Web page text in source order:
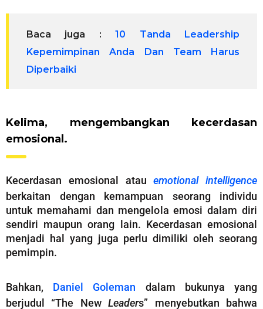
Baca juga :10 Tanda Leadership
Kepemimpinan Anda Dan Team Harus
Diperbaiki
Kelima, mengembangkan kecerdasan
emosional.
Kecerdasan emosional atauemotional intelligence
berkaitan dengan kemampuan seorang individu
untuk memahami dan mengelola emosi dalam diri
sendiri maupun orang lain. Kecerdasan emosional
menjadi hal yang juga perlu dimiliki oleh seorang
pemimpin.
Bahkan, Daniel Goleman dalam bukunya yang
berjudul “The NewLeaders” menyebutkan bahwa